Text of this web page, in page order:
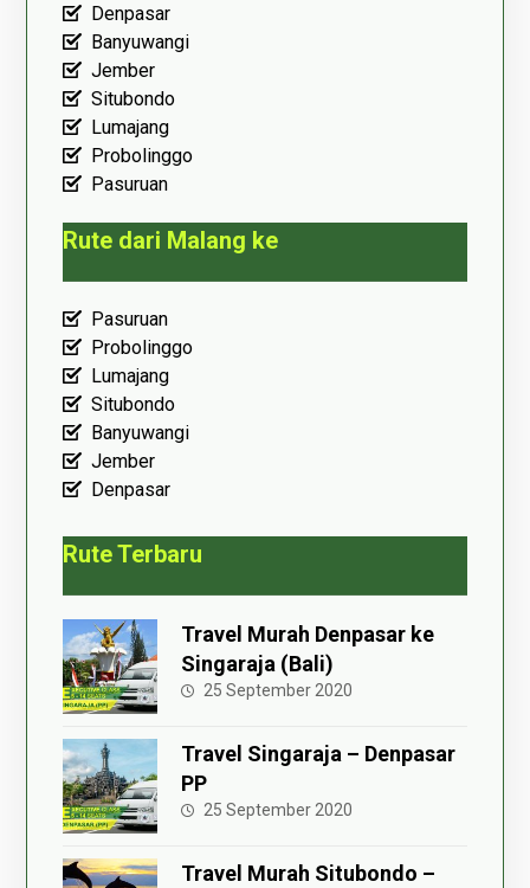
Denpasar
Banyuwangi
Jember
Situbondo
Lumajang
Probolinggo
Pasuruan
Rute dari Malang ke
Pasuruan
Probolinggo
Lumajang
Situbondo
Banyuwangi
Jember
Denpasar
Rute Terbaru
Travel Murah Denpasar ke
Singaraja (Bali)
25 September 2020
Travel Singaraja – Denpasar
PP
25 September 2020
Travel Murah Situbondo –